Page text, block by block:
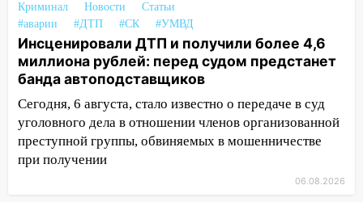
быть вызвано облысение и как с этим
справиться
03:30 Гороскоп на 7 августа: пятница
принесет прилив творческой энергии и
отличные шансы исправить старые
ошибки
06.08.2026
23:20 Прогноз погоды на 7 августа в
Криминал Новости
Статьи
#аварии
#ДТП #СК #УМВД
Инсценировали ДТП и получили более 4,6
миллиона рублей: перед судом предстанет
банда автоподставщиков
Сегодня, 6 августа, стало известно о передаче в суд
уголовного дела в отношении членов организованной
преступной группы, обвиняемых в мошенничестве
при получении
06.08.2026